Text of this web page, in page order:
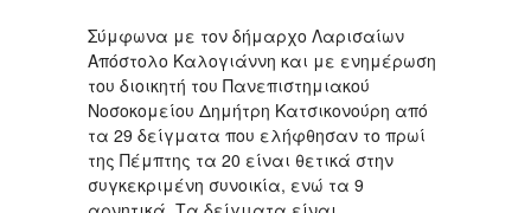
Σύμφωνα με τον δήμαρχο Λαρισαίων
Απόστολο Καλογιάννη και με ενημέρωση
του διοικητή του Πανεπιστημιακού
Νοσοκομείου Δημήτρη Κατσικονούρη από
τα 29 δείγματα που ελήφθησαν το πρωί
της Πέμπτης τα 20 είναι θετικά στην
συγκεκριμένη συνοικία, ενώ τα 9